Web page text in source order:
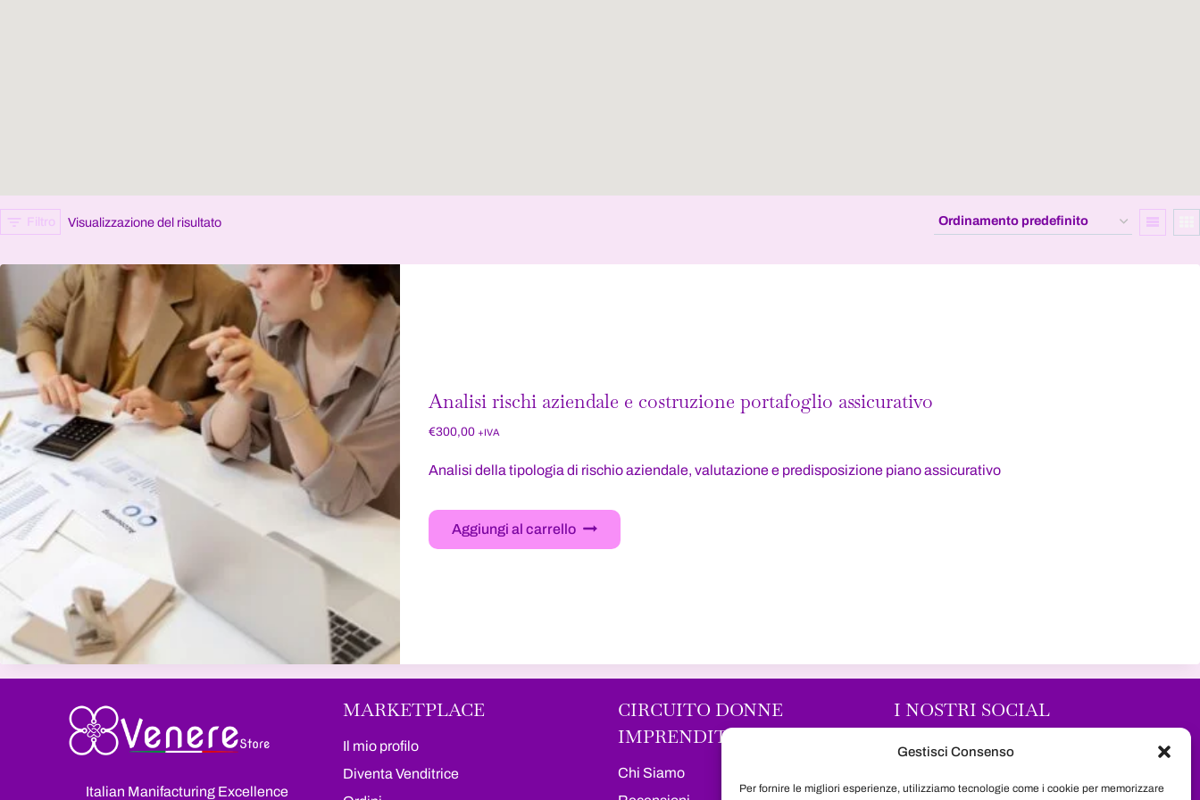
Gestisci Consenso
Per fornire le migliori esperienze, utilizziamo tecnologie come i cookie per memorizzare
Filtro Visualizzazione del risultato
Analisi rischi aziendale e costruzione portafoglio assicurativo
€300,00 +IVA
Analisi della tipologia di rischio aziendale, valutazione e predisposizione piano assicurativo
Aggiungi al carrello
Italian Manifacturing Excellence
MARKETPLACE
Il mio profilo
Diventa Venditrice
CIRCUITO DONNE
IMPRENDITRICI
Chi Siamo
I NOSTRI SOCIAL
Segui il nostro progetto sui maggiori
aggiornata su tutte le novità